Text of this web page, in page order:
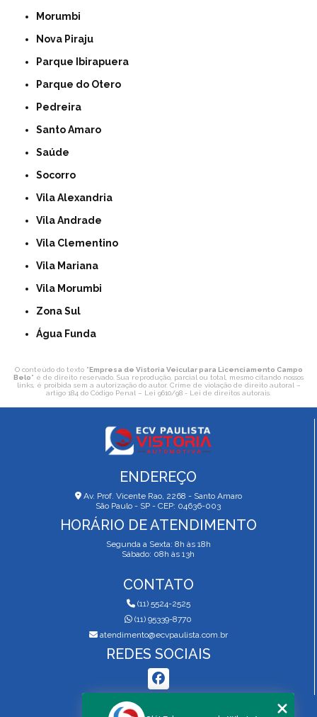
Morumbi
Nova Piraju
Parque Ibirapuera
Parque do Otero
Pedreira
Santo Amaro
Saúde
Socorro
Vila Alexandria
Vila Andrade
Vila Clementino
Vila Mariana
Vila Morumbi
Zona Sul
Água Funda
O conteúdo do texto "Empresa de Vistoria Veicular para Licenciamento Campo
Belo" é de direito reservado. Sua reprodução, parcial ou total, mesmo citando nossos
links, é proibida sem a autorização do autor. Crime de violação de direito autoral –
artigo 184 do Código Penal – Lei 9610/98 - Lei de direitos autorais
ENDEREÇO
Av. Prof. Vicente Rao, 2268 - Santo Amaro
São Paulo - SP - CEP: 04636-003
HORÁRIO DE ATENDIMENTO
Segunda a Sexta: 8h às 18h
Sábado: 08h às 13h
CONTATO
(11) 5524-2525
(11) 95339-8770
atendimento@ecvpaulista.com.br
REDES SOCIAIS
MENU